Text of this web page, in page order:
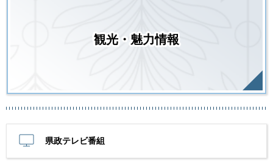
観光・魅力情報
県政テレビ番組